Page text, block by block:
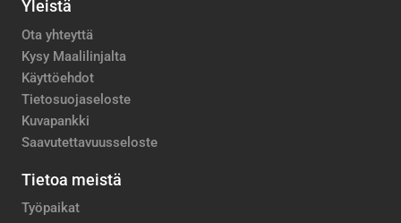
Yleistä
Ota yhteyttä
Kysy Maalilinjalta
Käyttöehdot
Tietosuojaseloste
Kuvapankki
Saavutettavuusseloste
Tietoa meistä
Työpaikat